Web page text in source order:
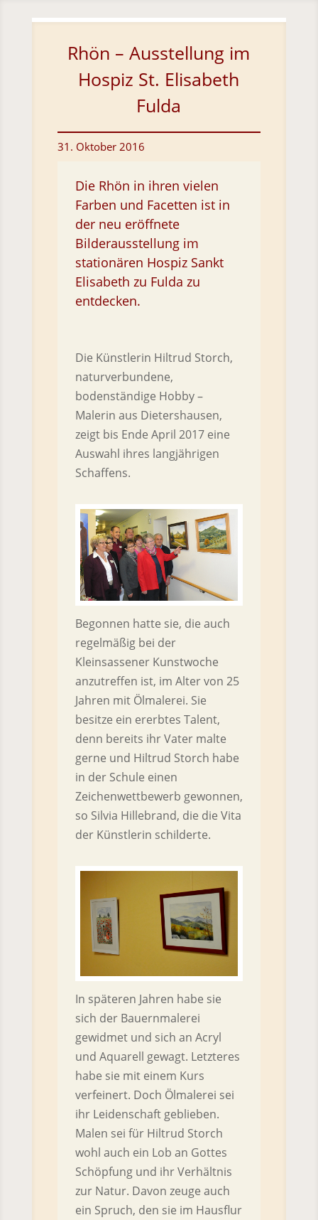
Skip To Content
Rhön – Ausstellung im
Hospiz St. Elisabeth
Fulda
31. Oktober 2016
Die Rhön in ihren vielen
Farben und Facetten ist in
der neu eröffnete
Bilderausstellung im
stationären Hospiz Sankt
Elisabeth zu Fulda zu
entdecken.
Die Künstlerin Hiltrud Storch,
naturverbundene,
bodenständige Hobby –
Malerin aus Dietershausen,
zeigt bis Ende April 2017 eine
Auswahl ihres langjährigen
Schaffens.
Begonnen hatte sie, die auch
regelmäßig bei der
Kleinsassener Kunstwoche
anzutreffen ist, im Alter von 25
Jahren mit Ölmalerei. Sie
besitze ein ererbtes Talent,
denn bereits ihr Vater malte
gerne und Hiltrud Storch habe
in der Schule einen
Zeichenwettbewerb gewonnen,
so Silvia Hillebrand, die die Vita
der Künstlerin schilderte.
In späteren Jahren habe sie
sich der Bauernmalerei
gewidmet und sich an Acryl
und Aquarell gewagt. Letzteres
habe sie mit einem Kurs
verfeinert. Doch Ölmalerei sei
ihr Leidenschaft geblieben.
Malen sei für Hiltrud Storch
wohl auch ein Lob an Gottes
Schöpfung und ihr Verhältnis
zur Natur. Davon zeuge auch
ein Spruch, den sie im Hausflur